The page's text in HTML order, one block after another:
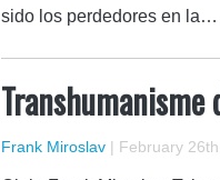
sido los perdedores en la…
Transhumanisme
Frank Miroslav | February